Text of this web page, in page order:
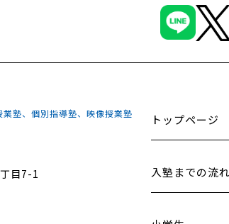
業塾、個別指導塾、映像授業塾
目7-1
トップページ
入塾までの流れ